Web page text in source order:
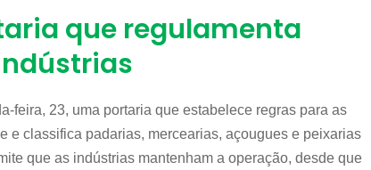
que regulamenta
feira, 23, uma portaria que estabelece regras para as
e classifica padarias, mercearias, açougues e peixarias
que as indústrias mantenham a operação, desde que